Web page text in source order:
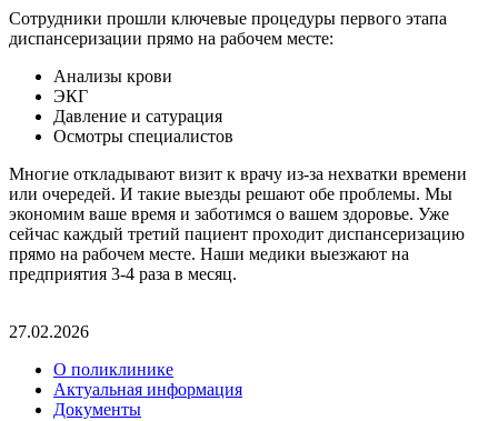
Cотрудники прошли ключевые процедуры первого этапа
диспансеризации прямо на рабочем месте:
Анализы крови
ЭКГ
Давление и сатурация
Осмотры специалистов
Многие откладывают визит к врачу из-за нехватки времени
или очередей. И такие выезды решают обе проблемы. Мы
экономим ваше время и заботимся о вашем здоровье. Уже
сейчас каждый третий пациент проходит диспансеризацию
прямо на рабочем месте. Наши медики выезжают на
предприятия 3-4 раза в месяц.
27.02.2026
О поликлинике
Актуальная информация
Документы